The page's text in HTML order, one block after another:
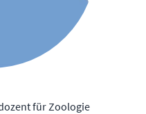
für Zoologie